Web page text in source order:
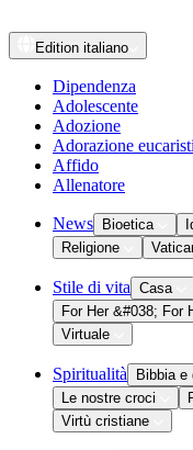
Edition italiano
Dipendenza
Adolescente
Adozione
Adorazione
Affido
Allenatore
News Bioetica
Religione
Stile di vita Casa
For Her &#038; For
Virtuale
Spiritualità Bibbia e
Le nostre croci
Virtù cristiane